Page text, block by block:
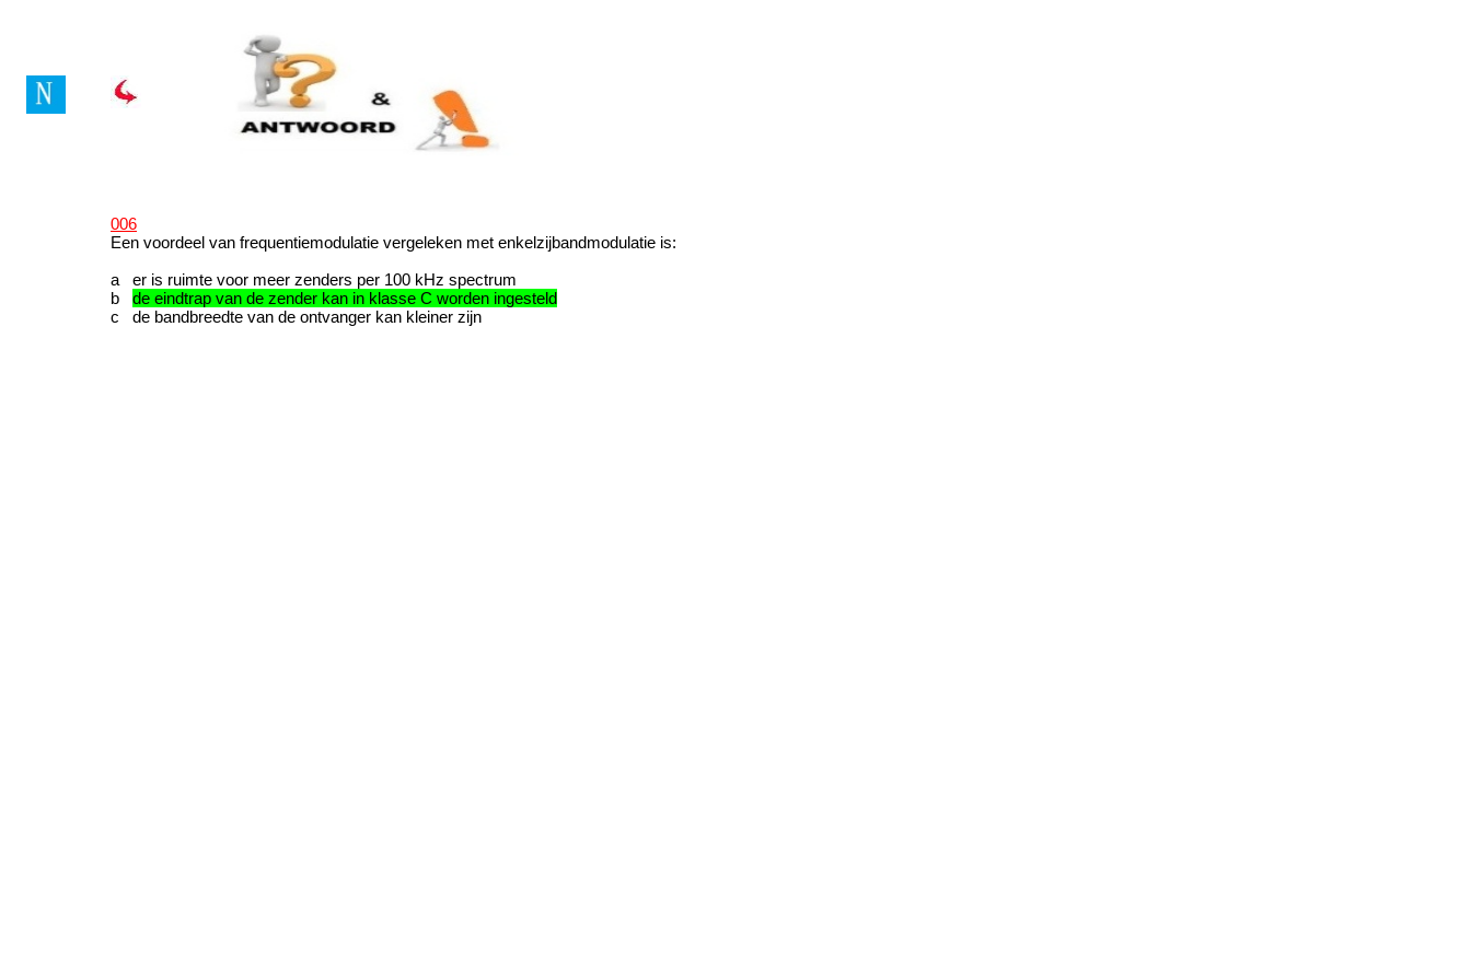
006
Een voordeel van frequentiemodulatie vergeleken met enkelzijbandmodulatie is:
a er is ruimte voor meer zenders per 100 kHz spectrum
b de eindtrap van de zender kan in klasse C worden ingesteld
c de bandbreedte van de ontvanger kan kleiner zijn
Vragenboek Novice Licence